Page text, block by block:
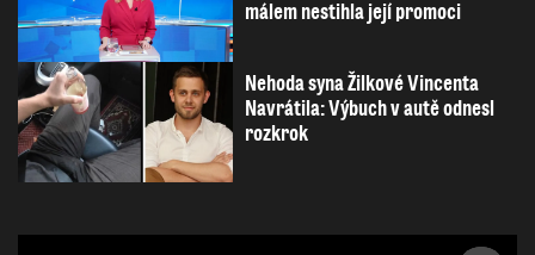
málem nestihla její promoci
Nehoda syna Žilkové Vincenta
Navrátila: Výbuch v autě odnesl
rozkrok